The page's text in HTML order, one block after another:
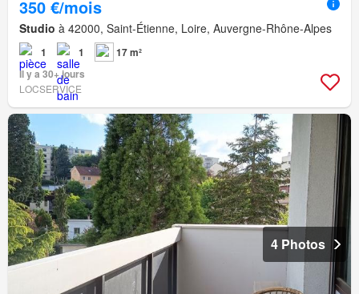
350 €/mois
Studio à 42000, Saint-Étienne, Loire, Auvergne-Rhône-Alpes
1 1
17 m²
Il y a 30+ jours
LOCSERVICE
4 Photos